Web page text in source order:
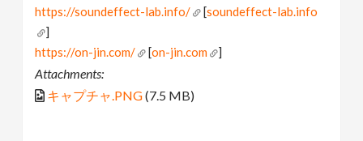
https://soundeffect-lab.info/
[soundeffect-lab.info
]
https://on-jin.com/
[on-jin.com ]
Attachments:
キャプチャ.PNG(7.5 MB)